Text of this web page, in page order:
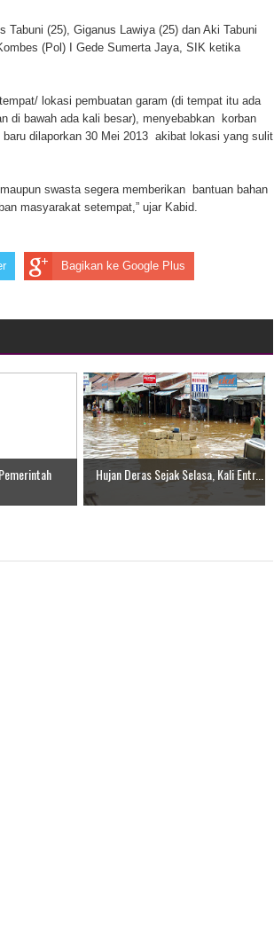
Rice Expansion
Makassar
(25), Giganus Lawiya (25) dan Aki Tabuni
(Pol) I Gede Sumerta Jaya, SIK ketika
lokasi pembuatan garam (di tempat itu ada
di bawah ada kali besar), menyebabkan korban
dilaporkan 30 Mei 2013 akibat lokasi yang sulit
swasta segera memberikan bantuan bahan
masyarakat setempat,” ujar Kabid.
Bagikan ke Google Plus
Hujan Deras Sejak Selasa, Kali Entr...